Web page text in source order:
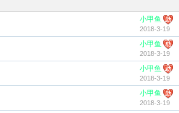
小甲鱼
2018-3-19
小甲鱼
2018-3-19
小甲鱼
2018-3-19
小甲鱼
2018-3-19